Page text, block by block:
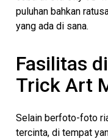
puluhan bahkan
yang ada di sana.
Fasilitas
Trick Art
Selain berfoto-foto
tercinta, di tempat